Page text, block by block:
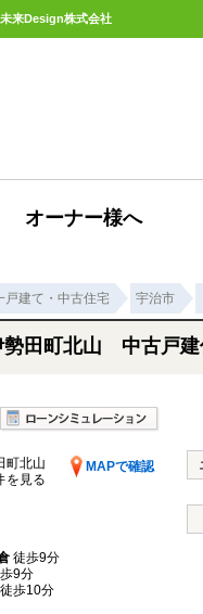
来Design株式会社
オーナー様へ
戸建て・中古住宅 宇治市
勢田町北山 中古戸建
町北山
MAPで確認
を見る
徒歩9分
9分
徒歩10分